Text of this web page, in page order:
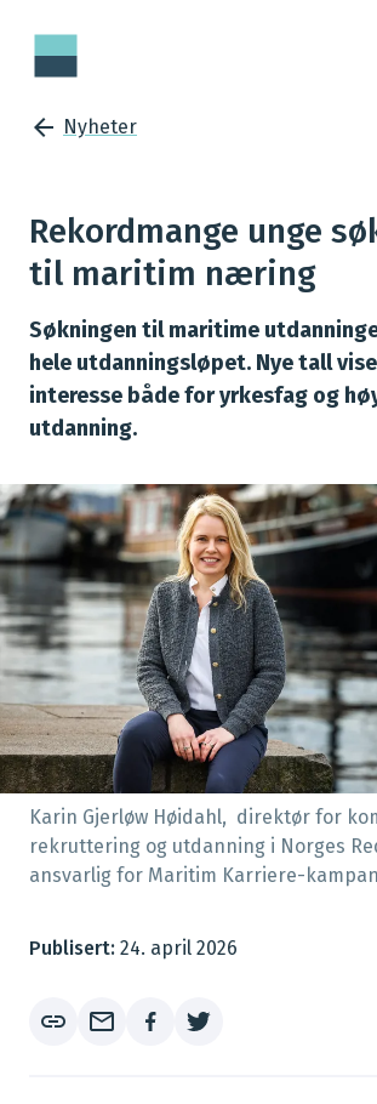
Nyheter
Rekordmange unge
til maritim næring
Søkningen til maritime
hele utdanningsløpet. Nye tall
interesse både for yrkesfag og
utdanning.
Karin Gjerløw Høidahl, direktør for
rekruttering og utdanning i Norges
ansvarlig for Maritim Karriere-
Publisert: 24. april 2026
link mail_outline